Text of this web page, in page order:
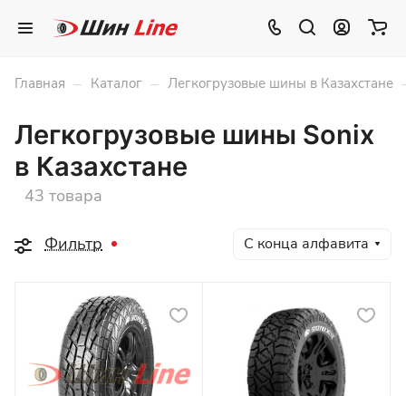
Главная – Каталог – Легкогрузовые шины в Казахстане
Легкогрузовые шины Sonix
в Казахстане
43 товара
Фильтр С конца алфавита